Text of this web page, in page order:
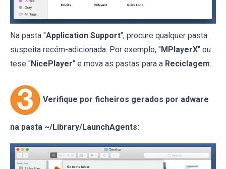
Na pasta "Application Support", procure qualquer pasta
suspeita recém-adicionada. Por exemplo, "MPlayerX" ou
tese "NicePlayer" e mova as pastas para a Reciclagem.
Verifique por ficheiros gerados por adware
na pasta ~/Library/LaunchAgents: